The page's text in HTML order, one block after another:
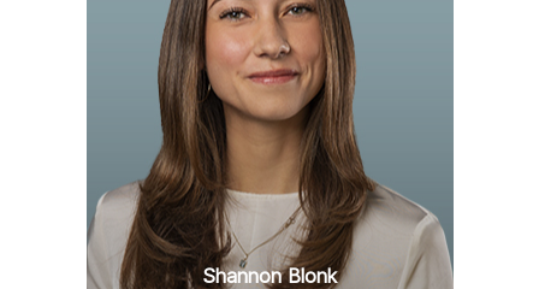
Shannon Blonk